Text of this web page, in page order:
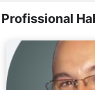
Profissional